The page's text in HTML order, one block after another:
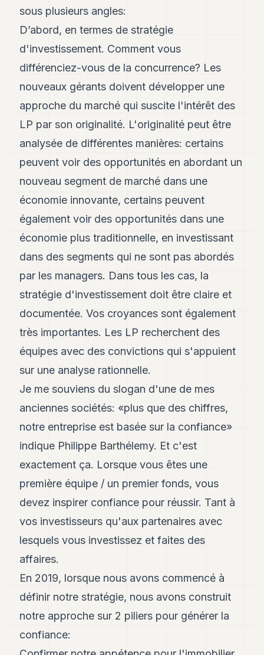
FINANCE
DE
VIVRE
ARTS
ASSURANCE
IMMOBILIER
PRIVATE
EQUITY
SPORT
JURIDIQUE
ASSOCIATIONS
CONTACT
sous plusieurs angles:
D’abord, en termes de stratégie
d'investissement. Comment vous
différenciez-vous de la concurrence? Les
nouveaux gérants doivent développer une
approche du marché qui suscite l'intérêt des
LP par son originalité. L'originalité peut être
analysée de différentes manières: certains
peuvent voir des opportunités en abordant un
nouveau segment de marché dans une
économie innovante, certains peuvent
également voir des opportunités dans une
économie plus traditionnelle, en investissant
dans des segments qui ne sont pas abordés
par les managers. Dans tous les cas, la
stratégie d'investissement doit être claire et
documentée. Vos croyances sont également
très importantes. Les LP recherchent des
équipes avec des convictions qui s'appuient
sur une analyse rationnelle.
Je me souviens du slogan d'une de mes
anciennes sociétés: «plus que des chiffres,
notre entreprise est basée sur la confiance»
indique Philippe Barthélemy. Et c'est
exactement ça. Lorsque vous êtes une
première équipe / un premier fonds, vous
devez inspirer confiance pour réussir. Tant à
vos investisseurs qu'aux partenaires avec
lesquels vous investissez et faites des
affaires.
En 2019, lorsque nous avons commencé à
définir notre stratégie, nous avons construit
notre approche sur 2 piliers pour générer la
confiance: